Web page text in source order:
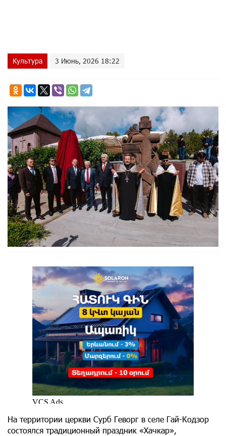
Культура 3 Июнь, 2026 18:22
На территории церкви Сурб Геворг в селе Гай-Кодзор
состоялся традиционный праздник «Хачкар»,